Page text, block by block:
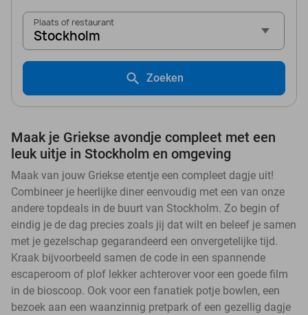
Plaats of restaurant
Stockholm
Zoeken
Maak je Griekse avondje compleet met een
leuk uitje in Stockholm en omgeving
Maak van jouw Griekse etentje een compleet dagje uit!
Combineer je heerlijke diner eenvoudig met een van onze
andere topdeals in de buurt van Stockholm. Zo begin of
eindig je de dag precies zoals jij dat wilt en beleef je samen
met je gezelschap gegarandeerd een onvergetelijke tijd.
Kraak bijvoorbeeld samen de code in een spannende
escaperoom of plof lekker achterover voor een goede film
in de bioscoop. Ook voor een fanatiek potje bowlen, een
bezoek aan een waanzinnig pretpark of een gezellig dagje